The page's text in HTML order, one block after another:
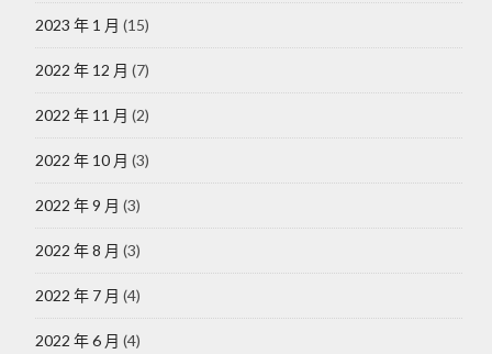
2023 年 1 月 (15)
2022 年 12 月 (7)
2022 年 11 月 (2)
2022 年 10 月 (3)
2022 年 9 月 (3)
2022 年 8 月 (3)
2022 年 7 月 (4)
2022 年 6 月 (4)